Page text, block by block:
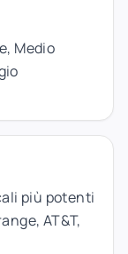
Medio
più potenti
AT&T,